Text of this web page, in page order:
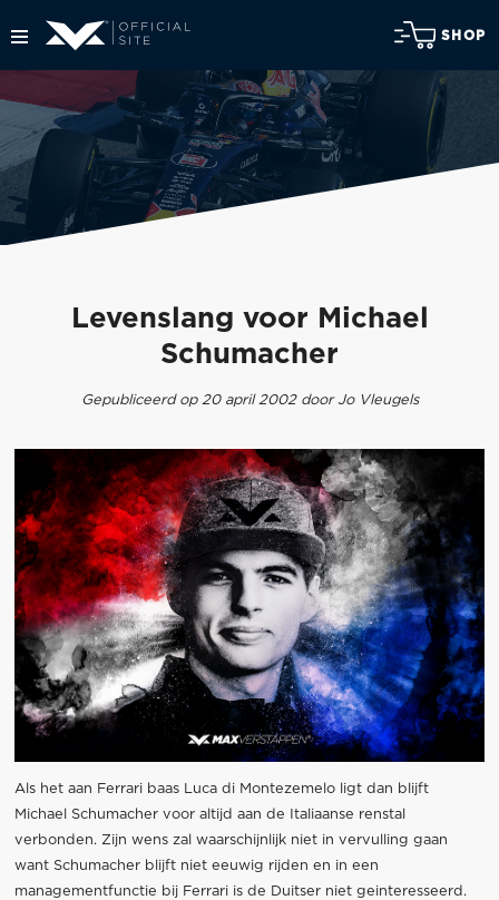
SHOP
Levenslang voor Michael
Schumacher
Gepubliceerd op 20 april 2002 door Jo Vleugels
Als het aan Ferrari baas Luca di Montezemelo ligt dan blijft
Michael Schumacher voor altijd aan de Italiaanse renstal
verbonden. Zijn wens zal waarschijnlijk niet in vervulling gaan
want Schumacher blijft niet eeuwig rijden en in een
managementfunctie bij Ferrari is de Duitser niet geinteresseerd.